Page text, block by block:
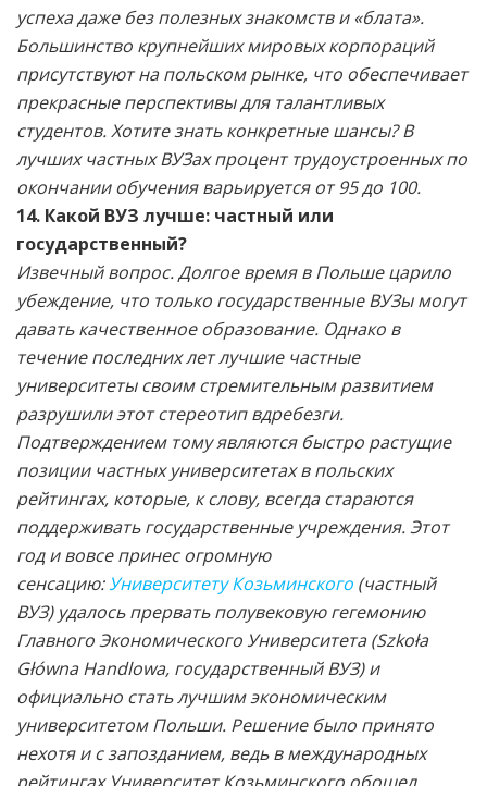
успеха даже без полезных знакомств и «блата».
Большинство крупнейших мировых корпораций
присутствуют на польском рынке, что обеспечивает
прекрасные перспективы для талантливых
студентов. Хотите знать конкретные шансы? В
лучших частных ВУЗах процент трудоустроенных по
окончании обучения варьируется от 95 до 100.
14. Какой ВУЗ лучше: частный или
государственный?
Извечный вопрос. Долгое время в Польше царило
убеждение, что только государственные ВУЗы могут
давать качественное образование. Однако в
течение последних лет лучшие частные
университеты своим стремительным развитием
разрушили этот стереотип вдребезги.
Подтверждением тому являются быстро растущие
позиции частных университетах в польских
рейтингах, которые, к слову, всегда стараются
поддерживать государственные учреждения. Этот
год и вовсе принес огромную
сенсацию:Университету Козьминского (частный
ВУЗ) удалось прервать полувековую гегемонию
Главного Экономического Университета (Szkoła
Główna Handlowa, государственный ВУЗ) и
официально стать лучшим экономическим
университетом Польши. Решение было принято
нехотя и с запозданием, ведь в международных